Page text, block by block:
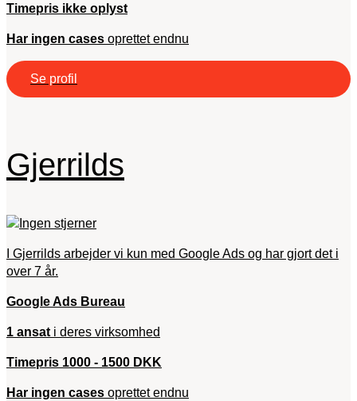
Timepris ikke oplyst
Har ingen cases oprettet endnu
Se profil
Gjerrilds
I Gjerrilds arbejder vi kun med Google Ads og har gjort det i
over 7 år.
Google Ads Bureau
1 ansat i deres virksomhed
Timepris 1000 - 1500 DKK
Har ingen cases oprettet endnu